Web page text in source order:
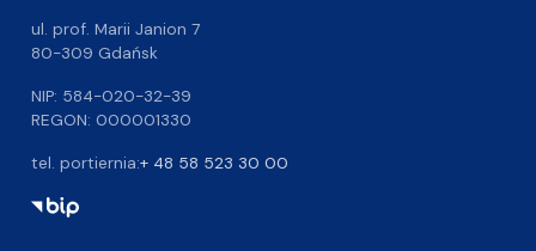
ul. prof. Marii Janion 7
80-309 Gdańsk
NIP: 584-020-32-39
REGON: 000001330
tel. portiernia:+ 48 58 523 30 00